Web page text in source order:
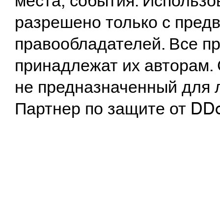
разрешено только с
правообладателей. Все
принадлежат их
не предназначенный
Партнер по защите от